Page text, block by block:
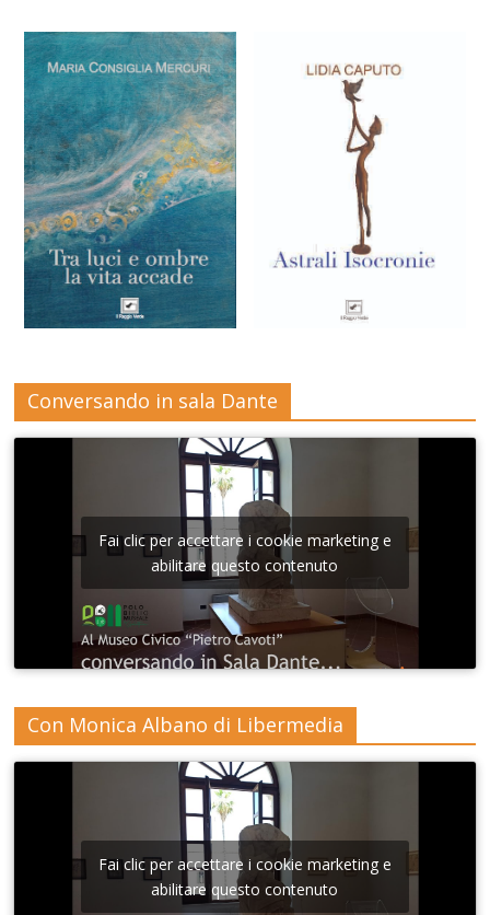
Conversando in sala Dante
Fai clic per accettare i cookie marketing e
abilitare questo contenuto
Con Monica Albano di Libermedia
Fai clic per accettare i cookie marketing e
abilitare questo contenuto